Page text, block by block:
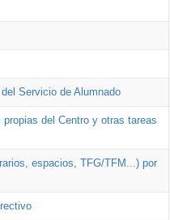
Servicio de Alumnado
del Centro y otras tareas
espacios, TFG/TFM...) por